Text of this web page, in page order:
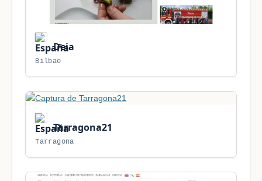
Deia
Bilbao
Tarragona21
Tarragona